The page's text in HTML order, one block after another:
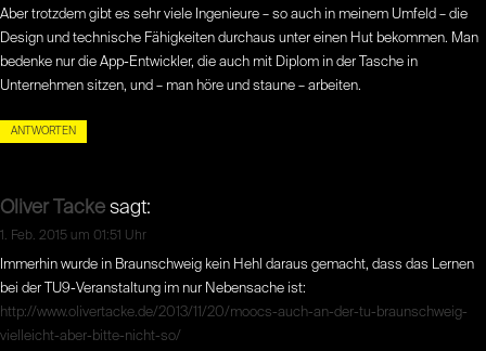
Aber trotzdem gibt es sehr viele Ingenieure – so auch in meinem Umfeld – die
Design und technische Fähigkeiten durchaus unter einen Hut bekommen. Man
bedenke nur die App-Entwickler, die auch mit Diplom in der Tasche in
Unternehmen sitzen, und – man höre und staune – arbeiten.
ANTWORTEN
Oliver Tacke sagt:
1. Feb. 2015 um 01:51 Uhr
Immerhin wurde in Braunschweig kein Hehl daraus gemacht, dass das Lernen
bei der TU9-Veranstaltung im nur Nebensache ist:
http://www.olivertacke.de/2013/11/20/moocs-auch-an-der-tu-braunschweig-
vielleicht-aber-bitte-nicht-so/